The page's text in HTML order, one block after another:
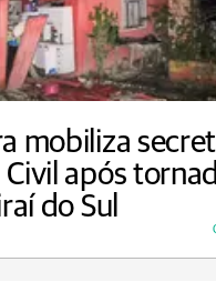
mobiliza
Civil após
do Sul